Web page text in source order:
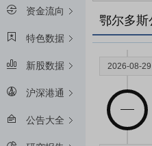
资金流向
特色数据
新股数据
沪深港通
公告大全
鄂尔多斯
2026-08-29